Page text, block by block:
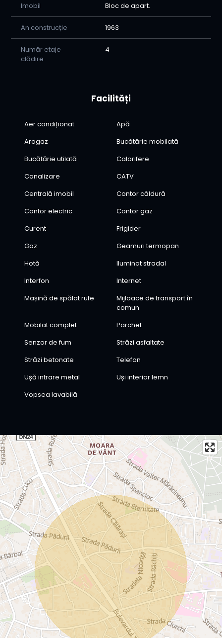
Imobil Bloc de apart.
An construcție 1963
Număr etaje
clădire
4
Facilități
Aer condiționat
Apă
Aragaz
Bucătărie mobilată
Bucătărie utilată
Calorifere
Canalizare
CATV
Centrală imobil
Contor căldură
Contor electric
Contor gaz
Curent
Frigider
Gaz
Geamuri termopan
Hotă
Iluminat stradal
Interfon
Internet
Mașină de spălat rufe
Mijloace de transport în
comun
Mobilat complet
Parchet
Senzor de fum
Străzi asfaltate
Străzi betonate
Telefon
Ușă intrare metal
Uși interior lemn
Vopsea lavabilă